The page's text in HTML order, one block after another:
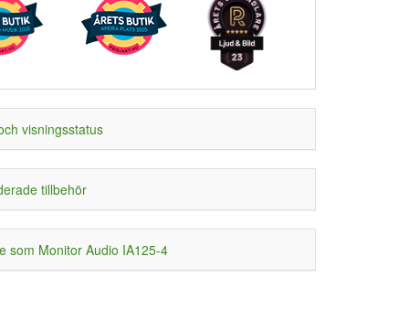
visningsstatus
tillbehör
som Monitor Audio IA125-4